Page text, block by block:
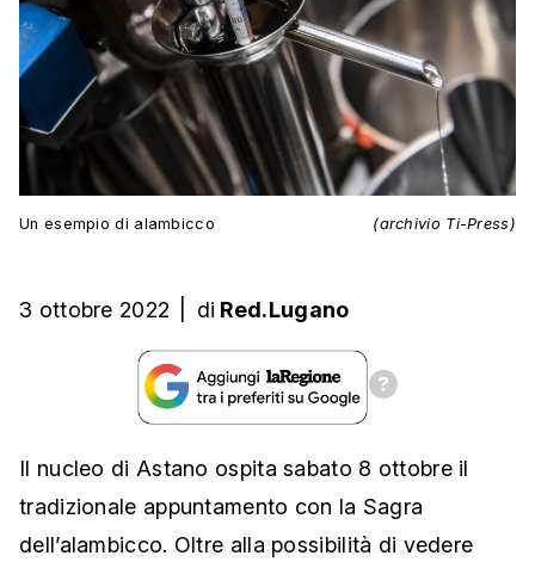
Un esempio di alambicco (archivio Ti-Press)
3 ottobre 2022 di Red.Lugano
Il nucleo di Astano ospita sabato 8 ottobre il
tradizionale appuntamento con la Sagra
dell’alambicco. Oltre alla possibilità di vedere